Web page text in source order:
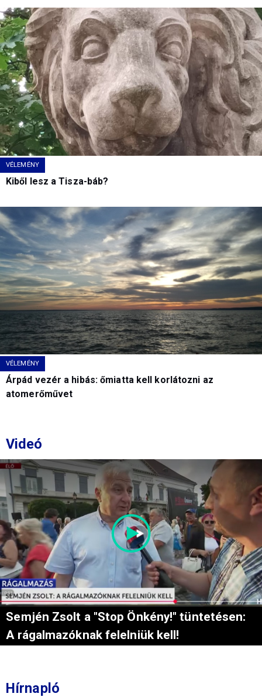
VÉLEMÉNY
Kiből lesz a Tisza-báb?
VÉLEMÉNY
Árpád vezér a hibás: őmiatta kell korlátozni az
atomerőművet
Videó
Semjén Zsolt a "Stop Önkény!" tüntetésen:
A rágalmazóknak felelniük kell!
Hírnapló